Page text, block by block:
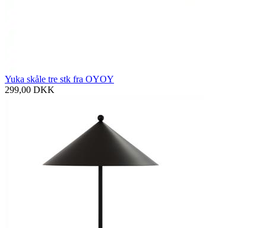
Yuka skåle tre stk fra OYOY
299,00 DKK